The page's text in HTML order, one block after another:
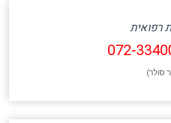
רפואית
072-
סולר)